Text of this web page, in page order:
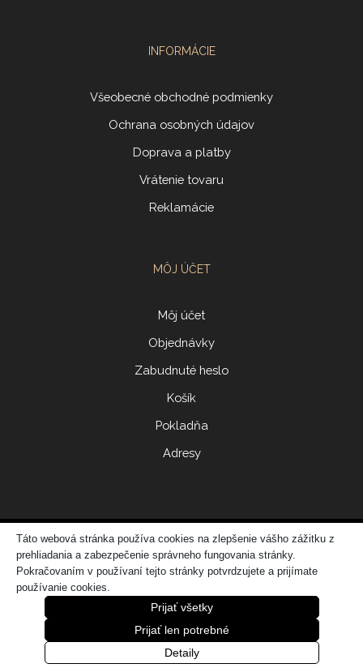
INFORMÁCIE
Všeobecné obchodné podmienky
Ochrana osobných údajov
Doprava a platby
Vrátenie tovaru
Reklamácie
MÔJ ÚČET
Môj účet
Objednávky
Zabudnuté heslo
Košík
Pokladňa
Adresy
© 2017 ERIDONNA
Zo
vytvorila spoločnosť DATATIME – web dizajn, grafika, IT riešenia
Úvod
0
Košík
Táto webová stránka používa cookies na zlepšenie vášho zážitku z
prehliadania a zabezpečenie správneho fungovania stránky.
Pokračovaním v používaní tejto stránky potvrdzujete a prijímate
používanie cookies.
Prijať všetky
Prijať len potrebné
Detaily